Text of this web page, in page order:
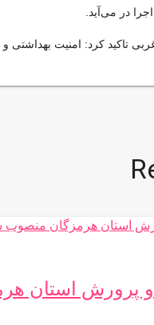
در می‌آید.
تاکید کرد: امنیت
پرورش استان